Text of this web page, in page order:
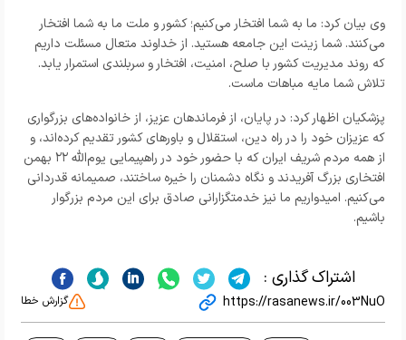
وی بیان کرد: ما به شما افتخار می‌کنیم؛ کشور و ملت ما به شما افتخار
می‌کنند. شما زینت این جامعه‌ هستید. از خداوند متعال مسئلت داریم
که روند مدیریت کشور با صلح، امنیت، افتخار و سربلندی استمرار یابد.
تلاش شما مایه مباهات ماست.
پزشکیان اظهار کرد: در پایان، از فرماندهان عزیز، از خانواده‌های بزرگواری
که عزیزان خود را در راه دین، استقلال و باورهای کشور تقدیم کرده‌اند، و
از همه مردم شریف ایران که با حضور خود در راهپیمایی یوم‌الله ۲۲ بهمن
افتخاری بزرگ آفریدند و نگاه دشمنان را خیره ساختند، صمیمانه قدردانی
می‌کنیم. امیدواریم ما نیز خدمتگزارانی صادق برای این مردم بزرگوار
باشیم.
اشتراک گذاری :
https://rasanews.ir/003NuO گزارش خطا